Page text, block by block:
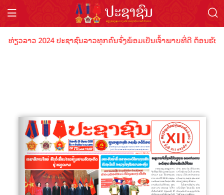
ຽວລາວ 2024 ປະຊາຊົນລາວທຸກຄົນຈົ່ງພ້ອມເປັນເຈົ້າພາບທີ່ດີ ຕ້ອນຮັບ